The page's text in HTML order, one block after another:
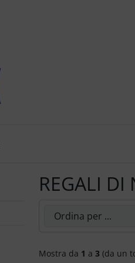
REGALI DI
Mostra da 1 a 3 (da un